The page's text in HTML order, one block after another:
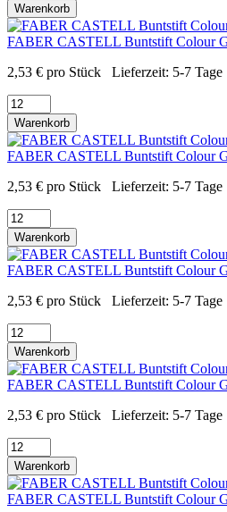
Warenkorb
FABER CASTELL Buntstift Colour
2,53 € pro Stück Lieferzeit: 5-7 Tage
Warenkorb
FABER CASTELL Buntstift Colour
2,53 € pro Stück Lieferzeit: 5-7 Tage
Warenkorb
FABER CASTELL Buntstift Colour
2,53 € pro Stück Lieferzeit: 5-7 Tage
Warenkorb
FABER CASTELL Buntstift Colour
2,53 € pro Stück Lieferzeit: 5-7 Tage
Warenkorb
FABER CASTELL Buntstift Colour